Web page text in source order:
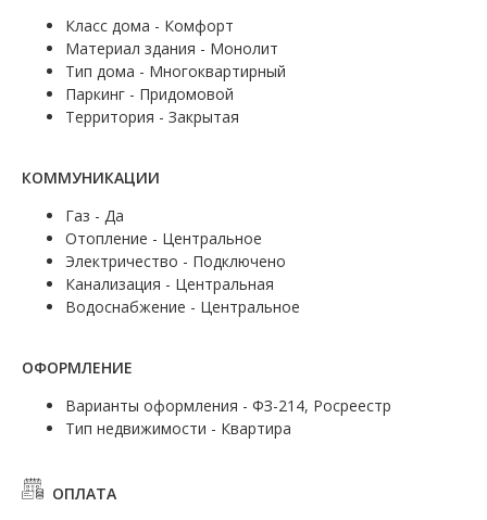
Класс дома - Комфорт
Материал здания - Монолит
Тип дома - Многоквартирный
Паркинг - Придомовой
Территория - Закрытая
КОММУНИКАЦИИ
Газ - Да
Отопление - Центральное
Электричество - Подключено
Канализация - Центральная
Водоснабжение - Центральное
ОФОРМЛЕНИЕ
Варианты оформления - ФЗ-214, Росреестр
Тип недвижимости - Квартира
ОПЛАТА